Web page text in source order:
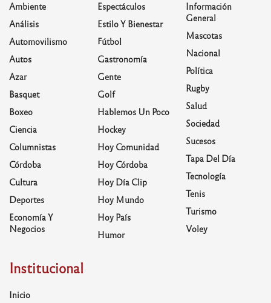
Ambiente
Análisis
Automovilismo
Autos
Azar
Basquet
Boxeo
Ciencia
Columnistas
Córdoba
Cultura
Deportes
Economía Y
Negocios
Espectáculos
Estilo Y Bienestar
Fútbol
Gastronomía
Gente
Golf
Hablemos Un Poco
Hockey
Hoy Comunidad
Hoy Córdoba
Hoy Día Clip
Hoy Mundo
Hoy País
Humor
Información
General
Mascotas
Nacional
Política
Rugby
Salud
Sociedad
Sucesos
Tapa Del Día
Tecnología
Tenis
Turismo
Voley
Institucional
Inicio